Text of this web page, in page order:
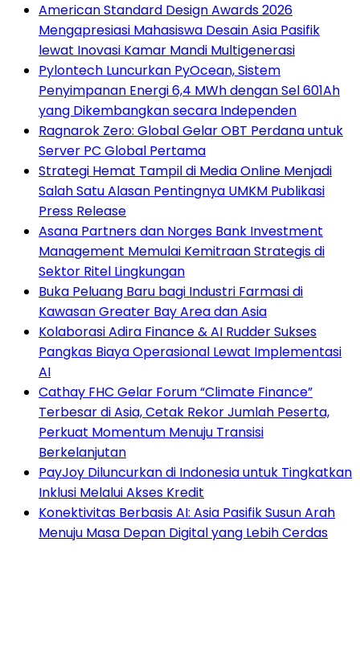
American Standard Design Awards 2026
Mengapresiasi Mahasiswa Desain Asia Pasifik
lewat Inovasi Kamar Mandi Multigenerasi
Pylontech Luncurkan PyOcean, Sistem
Penyimpanan Energi 6,4 MWh dengan Sel 601Ah
yang Dikembangkan secara Independen
Ragnarok Zero: Global Gelar OBT Perdana untuk
Server PC Global Pertama
Strategi Hemat Tampil di Media Online Menjadi
Salah Satu Alasan Pentingnya UMKM Publikasi
Press Release
Asana Partners dan Norges Bank Investment
Management Memulai Kemitraan Strategis di
Sektor Ritel Lingkungan
Buka Peluang Baru bagi Industri Farmasi di
Kawasan Greater Bay Area dan Asia
Kolaborasi Adira Finance & AI Rudder Sukses
Pangkas Biaya Operasional Lewat Implementasi
AI
Cathay FHC Gelar Forum “Climate Finance”
Terbesar di Asia, Cetak Rekor Jumlah Peserta,
Perkuat Momentum Menuju Transisi
Berkelanjutan
PayJoy Diluncurkan di Indonesia untuk Tingkatkan
Inklusi Melalui Akses Kredit
Konektivitas Berbasis AI: Asia Pasifik Susun Arah
Menuju Masa Depan Digital yang Lebih Cerdas